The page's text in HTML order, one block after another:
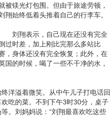
被镁光灯包围。但由于旅途劳顿，
翔始终低着头推着自己的行李车。
刘翔表示，自己现在还没有完全
过时差，加上刚比完那么多站比
，身体还没有完全恢复；此外，在
国的时候，喝了一些不干净的水，
洋溢着微笑。从中午儿子打电话回
吃的菜。不到下午3时30分，桌子
。刘妈妈说：“刘翔最喜欢吃这些